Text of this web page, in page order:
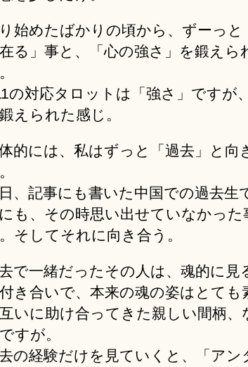
始めたばかりの頃から、ずーっと
る」事と、「心の強さ」を鍛えら
の対応タロットは「強さ」ですが
えられた感じ。
的には、私はずっと「過去」と向
、記事にも書いた中国での過去生
も、その時思い出せていなかった
そしてそれに向き合う。
で一緒だったその人は、魂的に見
き合いで、本来の魂の姿はとても
いに助け合ってきた親しい間柄、
すが。
の経験だけを見ていくと、「アン